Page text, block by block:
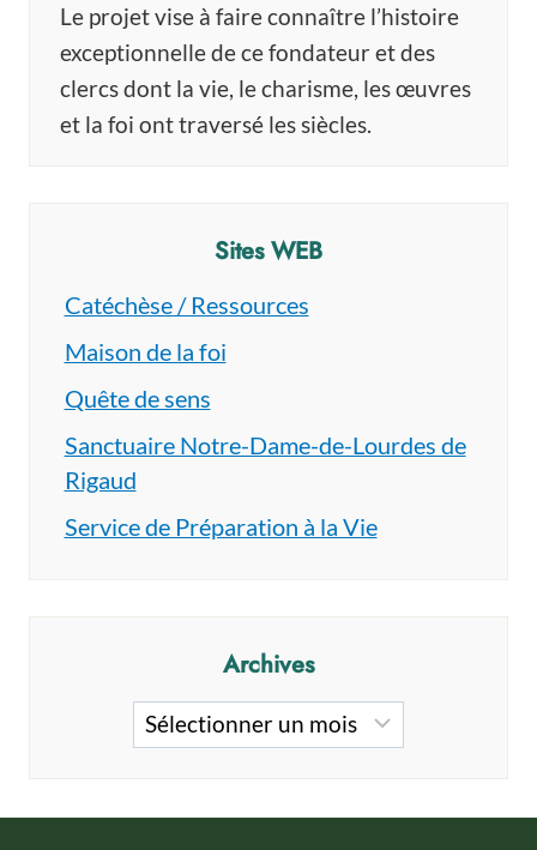
Le projet vise à faire connaître l’histoire
exceptionnelle de ce fondateur et des
clercs dont la vie, le charisme, les œuvres
et la foi ont traversé les siècles.
Sites WEB
Catéchèse / Ressources
Maison de la foi
Quête de sens
Sanctuaire Notre-Dame-de-Lourdes de
Rigaud
Service de Préparation à la Vie
Archives
Archives